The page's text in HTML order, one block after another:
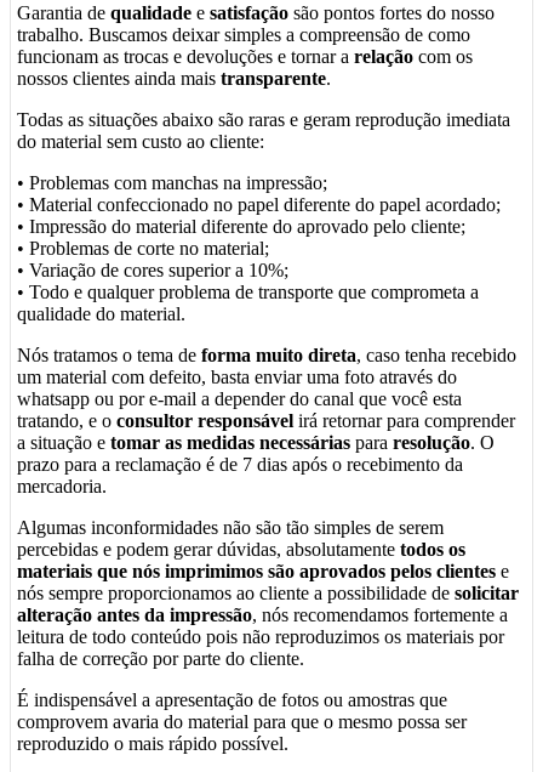
Garantia de qualidade e satisfação são pontos fortes do nosso
trabalho. Buscamos deixar simples a compreensão de como
funcionam as trocas e devoluções e tornar a relação com os
nossos clientes ainda mais transparente.
Todas as situações abaixo são raras e geram reprodução imediata
do material sem custo ao cliente:
• Problemas com manchas na impressão;
• Material confeccionado no papel diferente do papel acordado;
• Impressão do material diferente do aprovado pelo cliente;
• Problemas de corte no material;
• Variação de cores superior a 10%;
• Todo e qualquer problema de transporte que comprometa a
qualidade do material.
Nós tratamos o tema de forma muito direta, caso tenha recebido
um material com defeito, basta enviar uma foto através do
whatsapp ou por e-mail a depender do canal que você esta
tratando, e o consultor responsável irá retornar para comprender
a situação e tomar as medidas necessárias para resolução. O
prazo para a reclamação é de 7 dias após o recebimento da
mercadoria.
Algumas inconformidades não são tão simples de serem
percebidas e podem gerar dúvidas, absolutamente todos os
materiais que nós imprimimos são aprovados pelos clientes e
nós sempre proporcionamos ao cliente a possibilidade de solicitar
alteração antes da impressão, nós recomendamos fortemente a
leitura de todo conteúdo pois não reproduzimos os materiais por
falha de correção por parte do cliente.
É indispensável a apresentação de fotos ou amostras que
comprovem avaria do material para que o mesmo possa ser
reproduzido o mais rápido possível.